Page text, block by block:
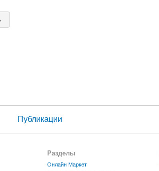
Публикации
Разделы
Онлайн Маркет